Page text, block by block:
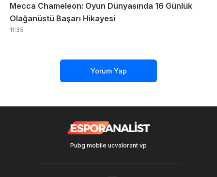
Mecca Chameleon: Oyun Dünyasında 16 Günlük
Olağanüstü Başarı Hikayesi
11:35
Yorum Yap
Pubg mobile ucvalorant vp